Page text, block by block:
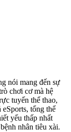
nói mang đến sự
chơi cơ mà hệ
tuyến thể thao,
tổng thể
yếu thấp nhất
nhân tiêu xài.